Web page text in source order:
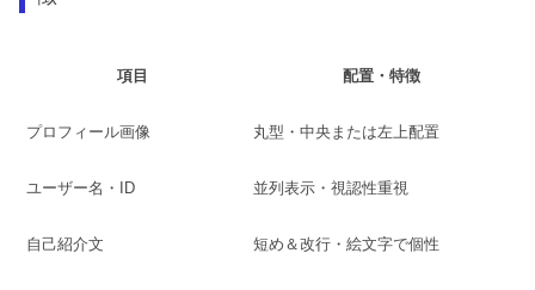
項目 配置・特徴
プロフィール画像 丸型・中央または左上配置
ユーザー名・ID 並列表示・視認性重視
自己紹介文 短め＆改行・絵文字で個性